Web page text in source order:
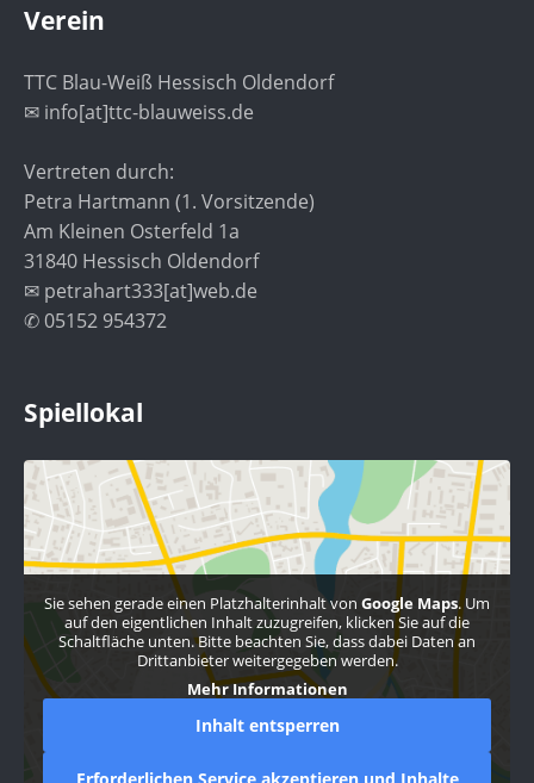
Verein
TTC Blau-Weiß Hessisch Oldendorf
✉ info[at]ttc-blauweiss.de
Vertreten durch:
Petra Hartmann (1. Vorsitzende)
Am Kleinen Osterfeld 1a
31840 Hessisch Oldendorf
✉ petrahart333[at]web.de
✆ 05152 954372
Spiellokal
Sie sehen gerade einen Platzhalterinhalt von Google Maps. Um
auf den eigentlichen Inhalt zuzugreifen, klicken Sie auf die
Schaltfläche unten. Bitte beachten Sie, dass dabei Daten an
Drittanbieter weitergegeben werden.
Mehr Informationen
Inhalt entsperren